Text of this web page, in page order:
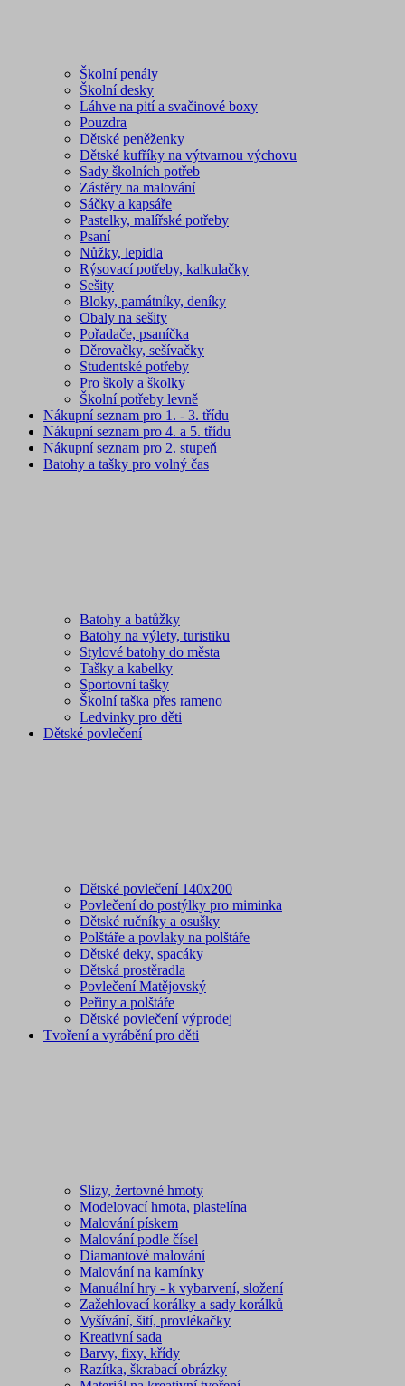
Školní penály
Školní desky
Láhve na pití a svačinové boxy
Pouzdra
Dětské peněženky
Dětské kufříky na výtvarnou výchovu
Sady školních potřeb
Zástěry na malování
Sáčky a kapsáře
Pastelky, malířské potřeby
Psaní
Nůžky, lepidla
Rýsovací potřeby, kalkulačky
Sešity
Bloky, památníky, deníky
Obaly na sešity
Pořadače, psaníčka
Děrovačky, sešívačky
Studentské potřeby
Pro školy a školky
Školní potřeby levně
Nákupní seznam pro 1. - 3. třídu
Nákupní seznam pro 4. a 5. třídu
Nákupní seznam pro 2. stupeň
Batohy a tašky pro volný čas
Batohy a batůžky
Batohy na výlety, turistiku
Stylové batohy do města
Tašky a kabelky
Sportovní tašky
Školní taška přes rameno
Ledvinky pro děti
Dětské povlečení
Dětské povlečení 140x200
Povlečení do postýlky pro miminka
Dětské ručníky a osušky
Polštáře a povlaky na polštáře
Dětské deky, spacáky
Dětská prostěradla
Povlečení Matějovský
Peřiny a polštáře
Dětské povlečení výprodej
Tvoření a vyrábění pro děti
Slizy, žertovné hmoty
Modelovací hmota, plastelína
Malování pískem
Malování podle čísel
Diamantové malování
Malování na kamínky
Manuální hry - k vybarvení, složení
Zažehlovací korálky a sady korálků
Vyšívání, šití, provlékačky
Kreativní sada
Barvy, fixy, křídy
Razítka, škrabací obrázky